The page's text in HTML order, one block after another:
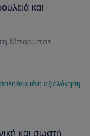
και
Μπαρμπα•
αξιολόγηση
και σωστή